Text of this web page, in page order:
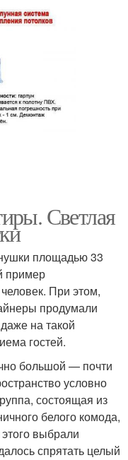
Светлая
площадью 33
пример
При этом,
продумали
на такой
гостей.
большой — почти
условно
состоящая из
белого комода,
выбрали
спрятать целый